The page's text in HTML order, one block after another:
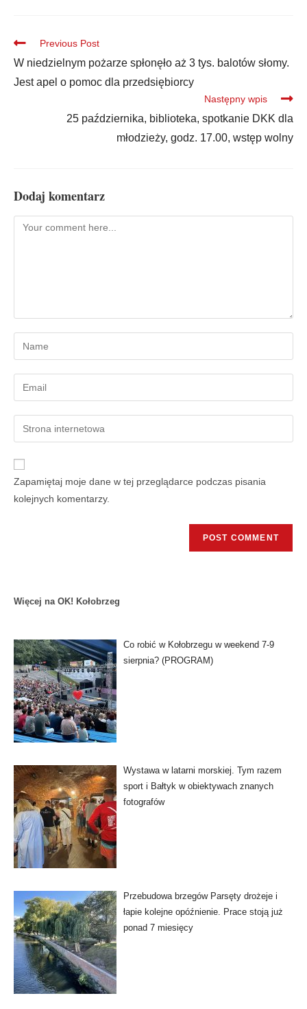
Previous Post
W niedzielnym pożarze spłonęło aż 3 tys. balotów słomy.
Jest apel o pomoc dla przedsiębiorcy
Następny wpis
25 października, biblioteka, spotkanie DKK dla
młodzieży, godz. 17.00, wstęp wolny
Dodaj komentarz
Zapamiętaj moje dane w tej przeglądarce podczas pisania
kolejnych komentarzy.
Więcej na OK! Kołobrzeg
Co robić w Kołobrzegu w weekend 7-9
sierpnia? (PROGRAM)
Wystawa w latarni morskiej. Tym razem
sport i Bałtyk w obiektywach znanych
fotografów
Przebudowa brzegów Parsęty drożeje i
łapie kolejne opóźnienie. Prace stoją już
ponad 7 miesięcy